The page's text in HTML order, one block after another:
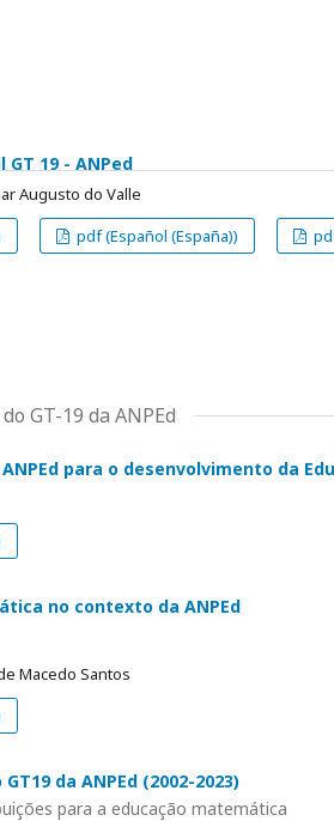
19 - ANPed
Augusto do Valle
pdf (Español (España))
GT-19 da ANPEd
para o desenvolvimento da
no contexto da ANPEd
Macedo Santos
da ANPEd (2002-2023)
para a educação matemática